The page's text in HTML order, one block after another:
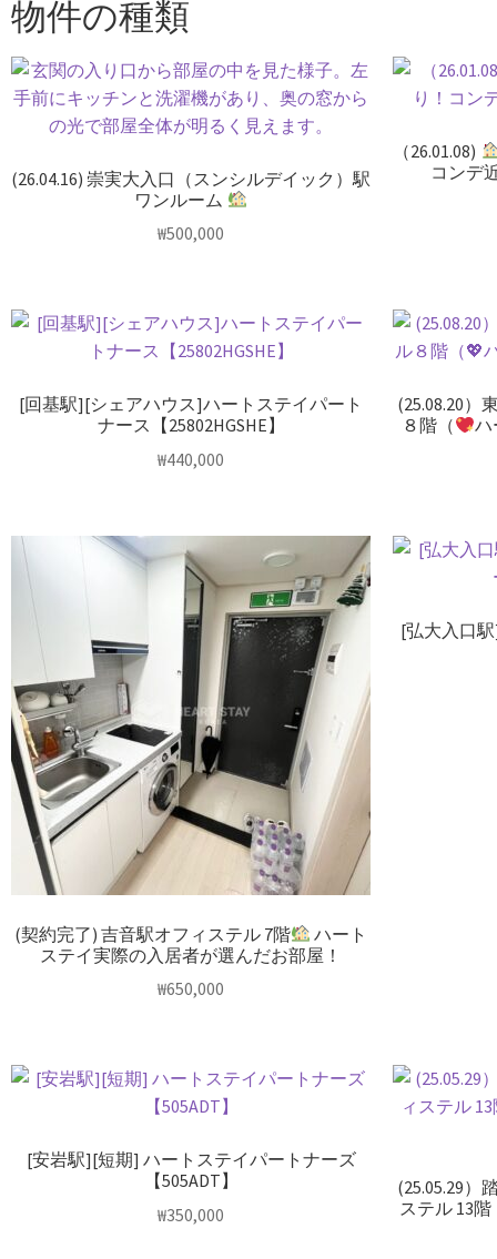
物件の種類
(26.04.16) 崇実大入口（スンシルデイック）駅
ワンルーム
₩500,000
（26.01.08)
コンデ
[回基駅][シェアハウス]ハートステイパート
ナース【25802HGSHE】
₩440,000
(25.08.20）
８階（
ハ
(契約完了) 吉音駅オフィステル 7階
ハート
ステイ実際の入居者が選んだお部屋！
₩650,000
[弘大入口
[安岩駅][短期] ハートステイパートナーズ
【505ADT】
₩350,000
(25.05.29）
ステル 13階